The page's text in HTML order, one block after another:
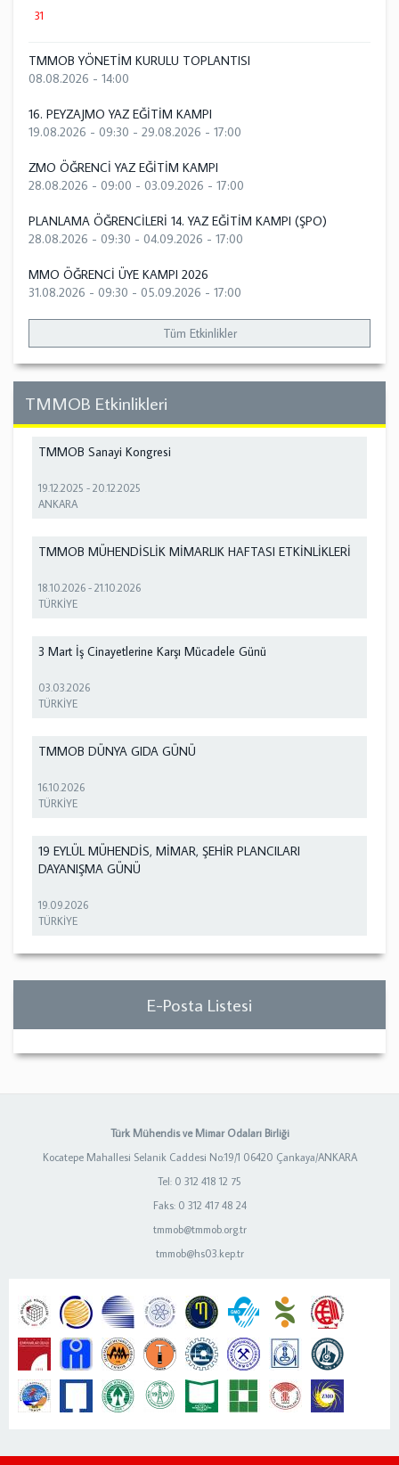
31
TMMOB YÖNETİM KURULU TOPLANTISI
08.08.2026 - 14:00
16. PEYZAJMO YAZ EĞİTİM KAMPI
19.08.2026 - 09:30 - 29.08.2026 - 17:00
ZMO ÖĞRENCİ YAZ EĞİTİM KAMPI
28.08.2026 - 09:00 - 03.09.2026 - 17:00
PLANLAMA ÖĞRENCİLERİ 14. YAZ EĞİTİM KAMPI (ŞPO)
28.08.2026 - 09:30 - 04.09.2026 - 17:00
MMO ÖĞRENCİ ÜYE KAMPI 2026
31.08.2026 - 09:30 - 05.09.2026 - 17:00
Tüm Etkinlikler
TMMOB Etkinlikleri
TMMOB Sanayi Kongresi
19.12.2025 -20.12.2025
ANKARA
TMMOB MÜHENDİSLİK MİMARLIK HAFTASI ETKİNLİKLERİ
18.10.2026 -21.10.2026
TÜRKİYE
3 Mart İş Cinayetlerine Karşı Mücadele Günü
03.03.2026
TÜRKİYE
TMMOB DÜNYA GIDA GÜNÜ
16.10.2026
TÜRKİYE
19 EYLÜL MÜHENDİS, MİMAR, ŞEHİR PLANCILARI
DAYANIŞMA GÜNÜ
19.09.2026
TÜRKİYE
E-Posta Listesi
Türk Mühendis ve Mimar Odaları Birliği
Kocatepe Mahallesi Selanik Caddesi No:19/1 06420 Çankaya/ANKARA
Tel: 0 312 418 12 75
Faks: 0 312 417 48 24
tmmob@tmmob.org.tr
tmmob@hs03.kep.tr